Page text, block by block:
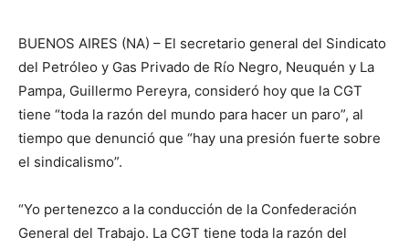
BUENOS AIRES (NA) – El secretario general del Sindicato
del Petróleo y Gas Privado de Río Negro, Neuquén y La
Pampa, Guillermo Pereyra, consideró hoy que la CGT
tiene “toda la razón del mundo para hacer un paro”, al
tiempo que denunció que “hay una presión fuerte sobre
el sindicalismo”.
“Yo pertenezco a la conducción de la Confederación
General del Trabajo. La CGT tiene toda la razón del